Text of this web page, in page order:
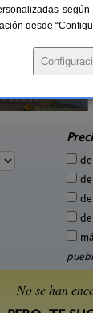
No se han
desde